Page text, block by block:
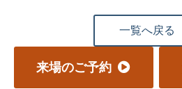
一覧へ戻る
来場のご予約